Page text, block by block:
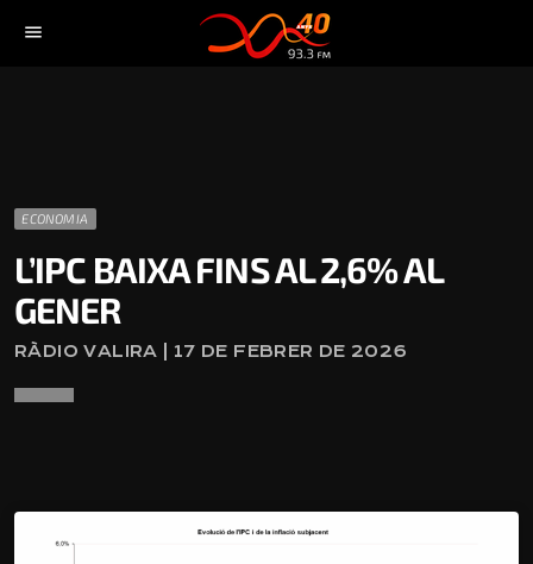
menu
ECONOMIA
L’IPC BAIXA FINS AL 2,6% AL
GENER
RÀDIO VALIRA | 17 DE FEBRER DE 2026